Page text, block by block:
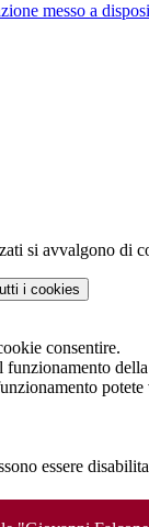
messo a
si avvalgono di
i cookies
consentire.
potete
essere